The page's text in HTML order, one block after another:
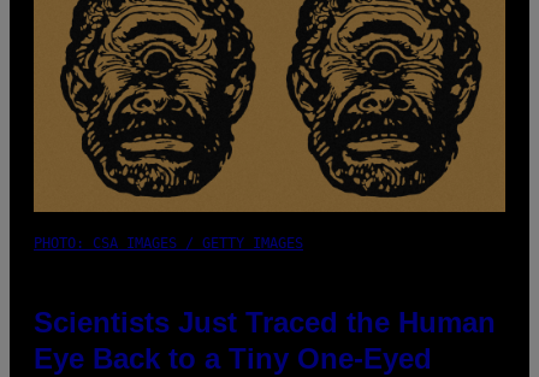
PHOTO: CSA IMAGES / GETTY IMAGES
Scientists Just Traced the Human
Eye Back to a Tiny One-Eyed